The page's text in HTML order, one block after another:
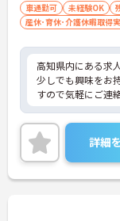
車通勤可 未経験OK
産休･育休･介護休暇取得
高知県内にある求
少しでも興味をお
すので気軽にご連
正社員は病院のも
デイサービスに関
ださい。
詳細